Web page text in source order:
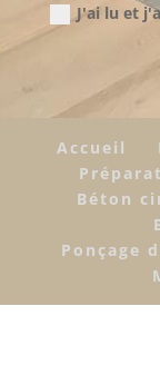
J'ai lu et
Accueil
Béton
Ponçage